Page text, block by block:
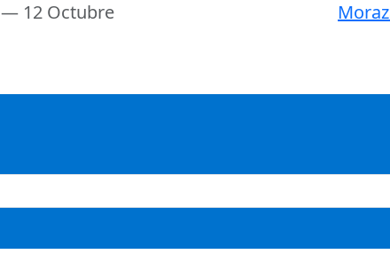
— 12 Octubre